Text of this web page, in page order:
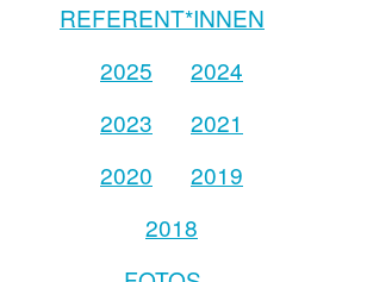
REFERENT*INNEN
2025
2024
2023
2021
2020
2019
2018